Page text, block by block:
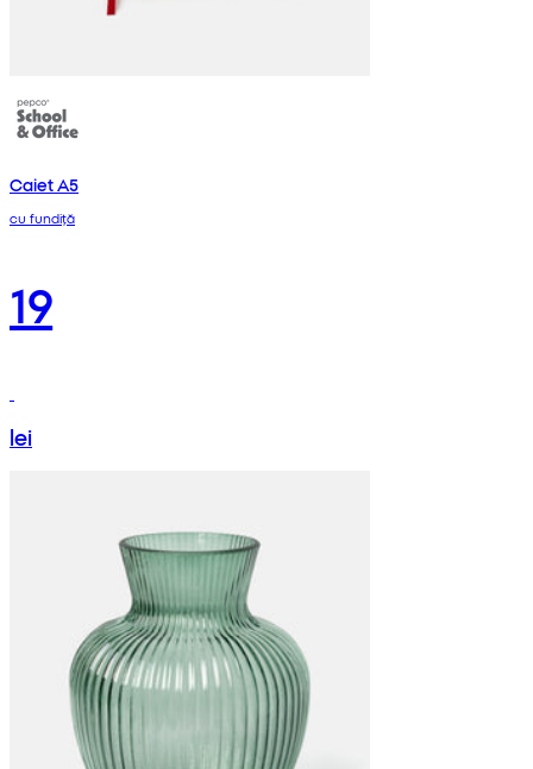
Caiet A5
cu fundiță
19
lei